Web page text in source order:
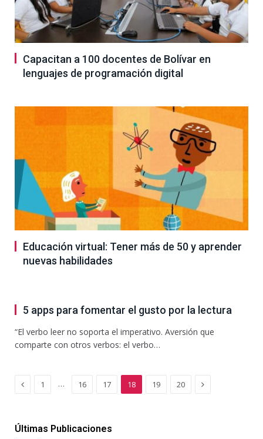
Capacitan a 100 docentes de Bolívar en
lenguajes de programación digital
Educación virtual: Tener más de 50 y aprender
nuevas habilidades
5 apps para fomentar el gusto por la lectura
“El verbo leer no soporta el imperativo. Aversión que
comparte con otros verbos: el verbo…
Previous
1 … 16 17 18 19 20 Next
Últimas Publicaciones